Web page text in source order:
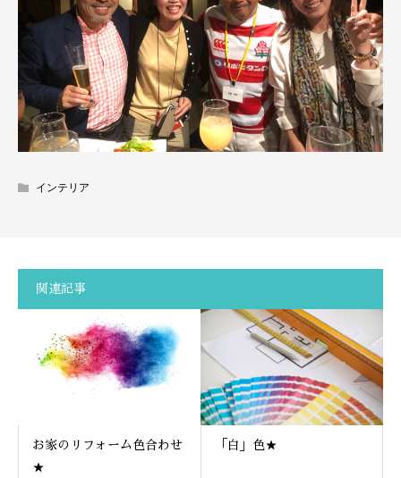
インテリア
関連記事
お家のリフォーム色合わせ
★
「白」色★